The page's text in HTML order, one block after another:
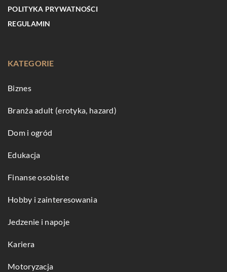
POLITYKA PRYWATNOŚCI
REGULAMIN
KATEGORIE
Biznes
Branża adult (erotyka, hazard)
Dom i ogród
Edukacja
Finanse osobiste
Hobby i zainteresowania
Jedzenie i napoje
Kariera
Motoryzacja